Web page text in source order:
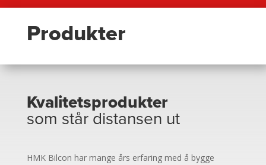
Produkter
Kvalitetsprodukter
som står distansen ut
HMK Bilcon har mange års erfaring med å bygge